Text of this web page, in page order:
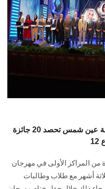
وسط حضور طاغٍ وباكتساح.. جامعة عين شمس تحصد 20 جائزة
جامعة عين شمس 20 جائزة من المراكز الأولى في مهرجان
الثلاثة أشهر مع طلاب وطالبات